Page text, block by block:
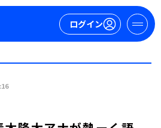
ログイン